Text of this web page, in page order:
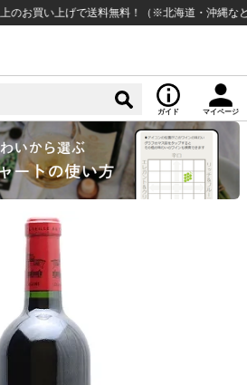
上げで送料無料！（※北海道・沖縄など一部
ガイド マイページ